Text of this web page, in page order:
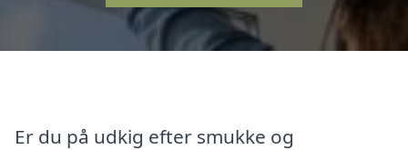
Er du på udkig efter smukke og